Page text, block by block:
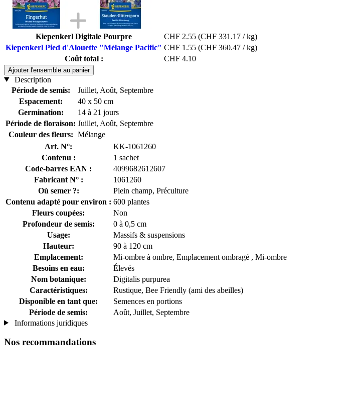
Kiepenkerl Digitale Pourpre CHF 2.55 (CHF 331.17 / kg)
Kiepenkerl Pied d'Alouette "Mélange Pacific" CHF 1.55 (CHF 360.47 / kg)
Coût total :
CHF 4.10
Ajouter l'ensemble au panier
Description
Période de semis:
Juillet, Août, Septembre
Espacement:
40 x 50 cm
Germination:
14 à 21 jours
Période de floraison: Juillet, Août, Septembre
Couleur des fleurs: Mélange
Art. N°:
KK-1061260
Contenu :
1 sachet
Code-barres EAN :
4099682612607
Fabricant N° :
1061260
Où semer ?:
Plein champ, Préculture
Contenu adapté pour environ : 600 plantes
Fleurs coupées:
Non
Profondeur de semis:
0 à 0,5 cm
Usage:
Massifs & suspensions
Hauteur:
90 à 120 cm
Emplacement:
Mi-ombre à ombre, Emplacement ombragé , Mi-ombre
Besoins en eau:
Élevés
Nom botanique:
Digitalis purpurea
Caractéristiques:
Rustique, Bee Friendly (ami des abeilles)
Disponible en tant que:
Semences en portions
Période de semis:
Août, Juillet, Septembre
Informations juridiques
Nos recommandations